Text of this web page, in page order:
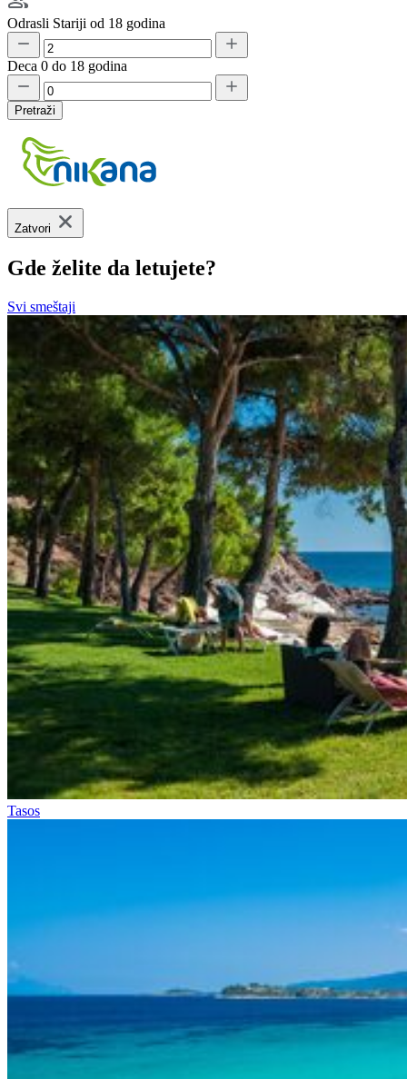
Odrasli Stariji od 18 godina
Deca 0 do 18 godina
Pretraži
Zatvori
Gde želite da letujete?
Svi smeštaji
Tasos